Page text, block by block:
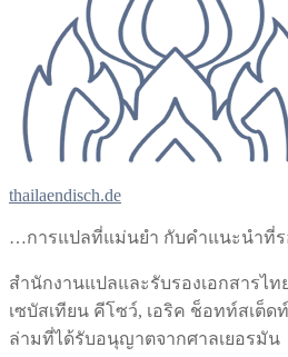
thailaendisch.de
…การแปลที่แม่นยำ กับคำแนะนำที่
สำนักงานแปลและรับรองเอกสารไท
เซบัสเทียน คีโซว์, เอริค ช็อทท์สเต็
ล่ามที่ได้รับอนุญาตจากศาลเยอรมัน